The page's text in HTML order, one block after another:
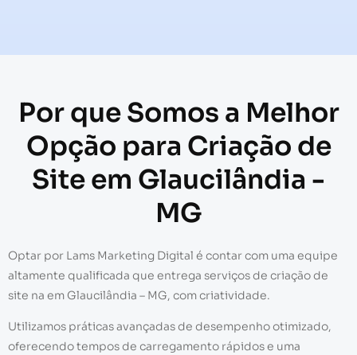
Por que Somos a Melhor
Opção para Criação de
Site em Glaucilândia -
MG
Optar por Lams Marketing Digital é contar com uma equipe
altamente qualificada que entrega serviços de criação de
site na em Glaucilândia – MG, com criatividade.
Utilizamos práticas avançadas de desempenho otimizado,
oferecendo tempos de carregamento rápidos e uma